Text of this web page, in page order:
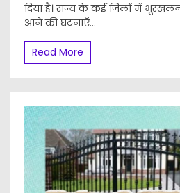
दिया है। राज्य के कई जिलों में
आने की घटनाएँ...
Read More